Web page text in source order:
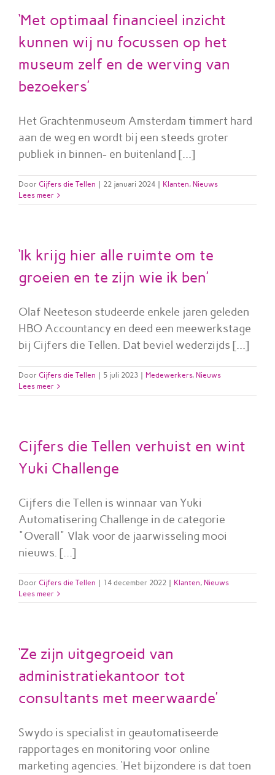
‘Met optimaal financieel inzicht
kunnen wij nu focussen op het
museum zelf en de werving van
bezoekers’
Het Grachtenmuseum Amsterdam timmert hard
aan de weg en wordt bij een steeds groter
publiek in binnen- en buitenland [...]
Door Cijfers die Tellen 22 januari 2024 Klanten, Nieuws
Lees meer
‘Ik krijg hier alle ruimte om te
groeien en te zijn wie ik ben’
Olaf Neeteson studeerde enkele jaren geleden
HBO Accountancy en deed een meewerkstage
bij Cijfers die Tellen. Dat beviel wederzijds [...]
Door Cijfers die Tellen 5 juli 2023 Medewerkers, Nieuws
Lees meer
Cijfers die Tellen verhuist en wint
Yuki Challenge
Cijfers die Tellen is winnaar van Yuki
Automatisering Challenge in de categorie
"Overall" Vlak voor de jaarwisseling mooi
nieuws. [...]
Door Cijfers die Tellen 14 december 2022 Klanten, Nieuws
Lees meer
‘Ze zijn uitgegroeid van
administratiekantoor tot
consultants met meerwaarde’
Swydo is specialist in geautomatiseerde
rapportages en monitoring voor online
marketing agencies. ‘Het bijzondere is dat toen